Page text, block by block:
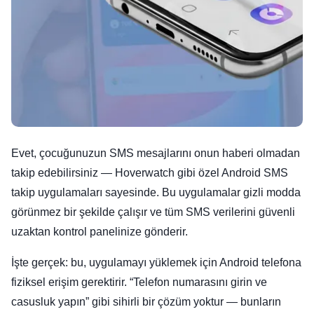
Evet, çocuğunuzun SMS mesajlarını onun haberi olmadan
takip edebilirsiniz — Hoverwatch gibi özel Android SMS
takip uygulamaları sayesinde. Bu uygulamalar gizli modda
görünmez bir şekilde çalışır ve tüm SMS verilerini güvenli
uzaktan kontrol panelinize gönderir.
İşte gerçek: bu, uygulamayı yüklemek için Android telefona
fiziksel erişim gerektirir. “Telefon numarasını girin ve
casusluk yapın” gibi sihirli bir çözüm yoktur — bunların